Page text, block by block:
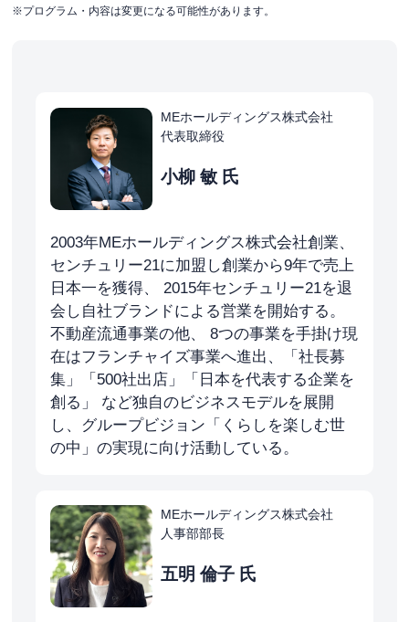
※プログラム・内容は変更になる可能性があります。
MEホールディングス株式会社
代表取締役
小柳 敏 氏
2003年MEホールディングス株式会社創業、
センチュリー21に加盟し創業から9年で売上
日本一を獲得、 2015年センチュリー21を退
会し自社ブランドによる営業を開始する。
不動産流通事業の他、 8つの事業を手掛け現
在はフランチャイズ事業へ進出、「社長募
集」「500社出店」「日本を代表する企業を
創る」 など独自のビジネスモデルを展開
し、グループビジョン「くらしを楽しむ世
の中」の実現に向け活動している。
MEホールディングス株式会社
人事部部長
五明 倫子 氏